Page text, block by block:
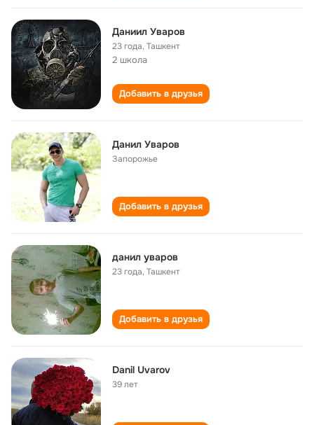
Даниил Уваров
23 года,Ташкент
2 школа
Добавить в друзья
Данил Уваров
Запорожье
Добавить в друзья
данил уваров
23 года,Ташкент
Добавить в друзья
Danil Uvarov
39 лет